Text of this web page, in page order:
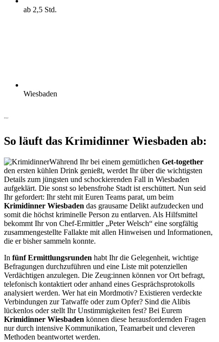
ab 2,5 Std.
Wiesbaden
Ablauf
So läuft das Krimidinner Wiesbaden ab:
Während Ihr bei einem gemütlichen Get-together
den ersten kühlen Drink genießt, werdet Ihr über die wichtigsten
Details zum jüngsten und schockierenden Fall in Wiesbaden
aufgeklärt. Die sonst so lebensfrohe Stadt ist erschüttert. Nun seid
Ihr gefordert: Ihr steht mit Euren Teams parat, um beim
Krimidinner Wiesbaden das grausame Delikt aufzudecken und
somit die höchst kriminelle Person zu entlarven. Als Hilfsmittel
bekommt Ihr von Chef-Ermittler „Peter Welsch“ eine sorgfältig
zusammengestellte Fallakte mit allen Hinweisen und Informationen,
die er bisher sammeln konnte.
In fünf Ermittlungsrunden habt Ihr die Gelegenheit, wichtige
Befragungen durchzuführen und eine Liste mit potenziellen
Verdächtigen anzulegen. Die Zeug:innen können vor Ort befragt,
telefonisch kontaktiert oder anhand eines Gesprächsprotokolls
analysiert werden. Wer hat ein Mordmotiv? Existieren verdeckte
Verbindungen zur Tatwaffe oder zum Opfer? Sind die Alibis
lückenlos oder stellt Ihr Unstimmigkeiten fest? Bei Eurem
Krimidinner Wiesbaden können diese herausfordernden Fragen
nur durch intensive Kommunikation, Teamarbeit und cleveren
Methoden beantwortet werden.